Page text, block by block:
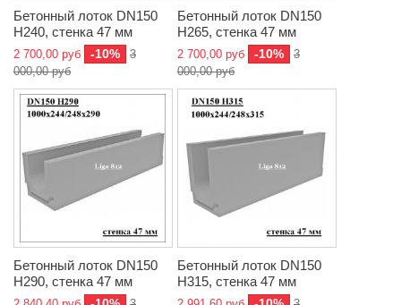
Бетонный лоток DN150
H240, стенка 47 мм
2 700,00 руб -10%
3
000,00 руб
Бетонный лоток DN150
H265, стенка 47 мм
2 700,00 руб -10%
3
000,00 руб
Бетонный лоток DN150
H290, стенка 47 мм
Бетонный лоток DN150
H315, стенка 47 мм